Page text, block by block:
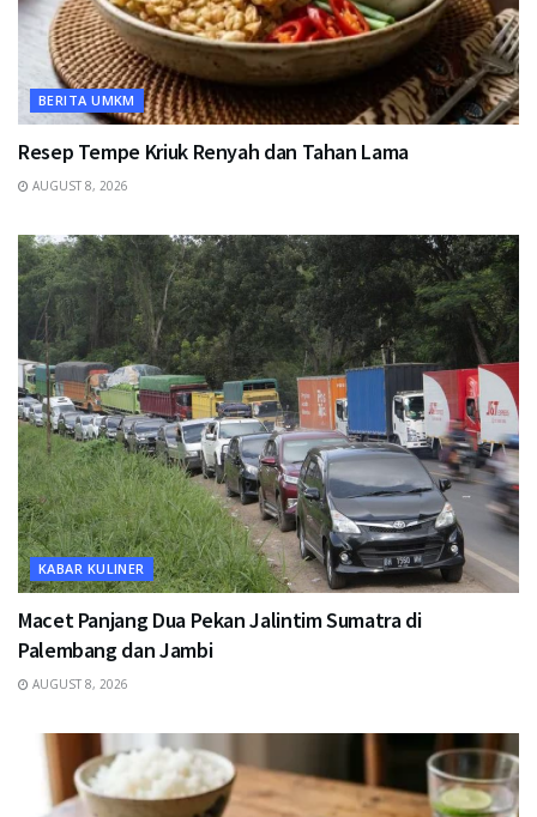
BERITA UMKM
Resep Tempe Kriuk Renyah dan Tahan Lama
AUGUST 8, 2026
KABAR KULINER
Macet Panjang Dua Pekan Jalintim Sumatra di
Palembang dan Jambi
AUGUST 8, 2026